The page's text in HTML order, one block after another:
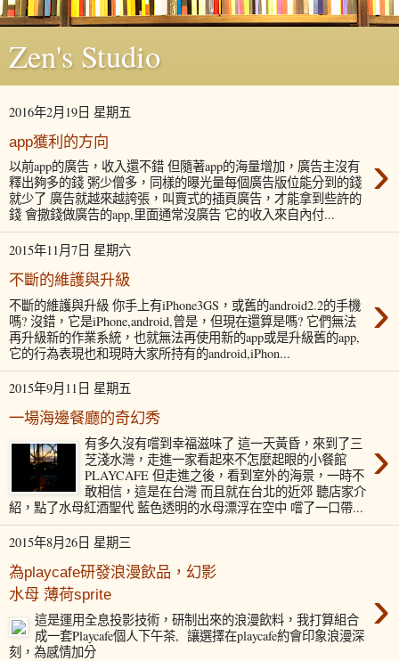
Zen's Studio
2016年2月19日 星期五
app獲利的方向
›
以前app的廣告，收入還不錯 但隨著app的海量增加，廣告主沒有
釋出夠多的錢 粥少僧多，同樣的曝光量每個廣告版位能分到的錢
就少了 廣告就越來越誇張，叫賣式的插頁廣告，才能拿到些許的
錢 會撒錢做廣告的app,里面通常沒廣告 它的收入來自內付...
2015年11月7日 星期六
不斷的維護與升級
›
不斷的維護與升級 你手上有iPhone3GS，或舊的android2.2的手機
嗎? 沒錯，它是iPhone,android,曾是，但現在還算是嗎? 它們無法
再升級新的作業系統，也就無法再使用新的app或是升級舊的app,
它的行為表現也和現時大家所持有的android,iPhon...
2015年9月11日 星期五
一場海邊餐廳的奇幻秀
›
有多久沒有嚐到幸福滋味了 這一天黃昏，來到了三
芝淺水灣，走進一家看起來不怎麼起眼的小餐館
PLAYCAFE 但走進之後，看到室外的海景，一時不
敢相信，這是在台灣 而且就在台北的近郊 聽店家介
紹，點了水母紅酒聖代 藍色透明的水母漂浮在空中 嚐了一口帶...
2015年8月26日 星期三
為playcafe研發浪漫飲品，幻影
水母 薄荷sprite
›
這是運用全息投影技術，研制出來的浪漫飲料，我打算組合
成一套Playcafe個人下午茶, 讓選擇在playcafe約會印象浪漫深
刻，為感情加分